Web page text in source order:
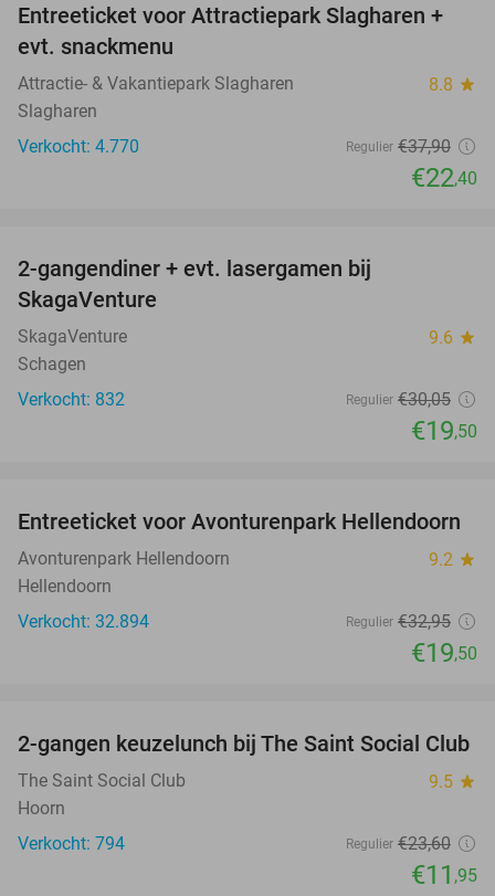
41%
Entreeticket voor Attractiepark Slagharen +
evt. snackmenu
Attractie- & Vakantiepark Slagharen 8.8 star
Slagharen
Verkocht: 4.770
Regulier €37,90
€22,40
2-gangendiner + evt. lasergamen bij
SkagaVenture
SkagaVenture 9.6 star
Schagen
Verkocht: 832
Regulier €30,05
€19,50
41%
Entreeticket voor Avonturenpark Hellendoorn
Avonturenpark Hellendoorn 9.2 star
Hellendoorn
Verkocht: 32.894
Regulier €32,95
€19,50
49%
2-gangen keuzelunch bij The Saint Social Club
The Saint Social Club 9.5 star
Hoorn
Verkocht: 794
Regulier €23,60
€11 ,95